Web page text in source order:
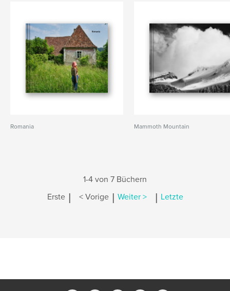
Romania Mammoth Mountain
1-4 von 7 Büchern
Erste | < Vorige | Weiter > | Letzte